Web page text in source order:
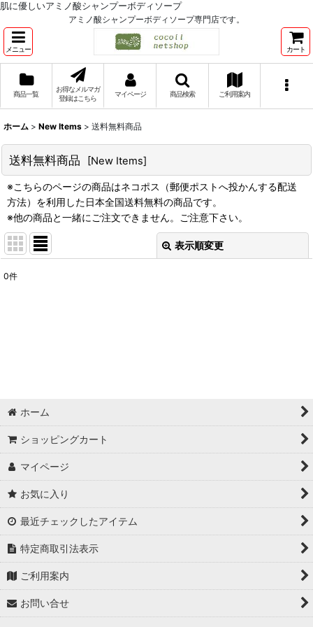
肌に優しいアミノ酸シャンプーボディソープ
アミノ酸シャンプーボディソープ専門店です。
メニュー カート
商品一覧
お得なメルマガ
登録はこちら
マイページ 商品検索 ご利用案内
ホーム > New Items > 送料無料商品
送料無料商品 [New Items]
※こちらのページの商品はネコポス（郵便ポストへ投かんする配送
方法）を利用した日本全国送料無料の商品です。
※他の商品と一緒にご注文できません。ご注意下さい。
表示順変更
0件
ホーム
ショッピングカート
マイページ
お気に入り
最近チェックしたアイテム
特定商取引法表示
ご利用案内
お問い合せ